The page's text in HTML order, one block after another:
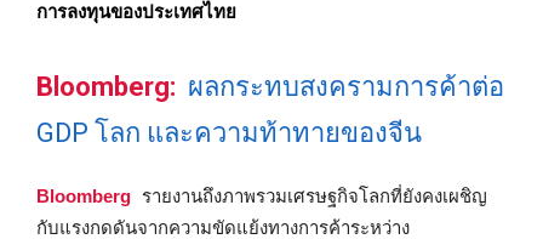
การลงทุนของประเทศไทย
Bloomberg: ผลกระทบสงครามการค้าต่อ
GDP โลก และความท้าทายของจีน
Bloomberg รายงานถึงภาพรวมเศรษฐกิจโลกที่ยังคงเผชิญ
กับแรงกดดันจากความขัดแย้งทางการค้าระหว่าง